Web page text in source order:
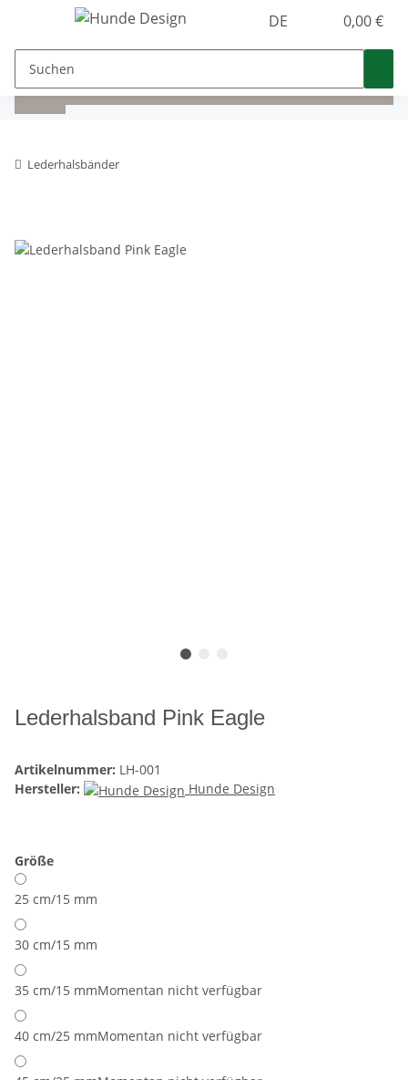
DE 0,00 €
Lederhalsbänder
Lederhalsband Pink Eagle
Artikelnummer: LH-001
Hersteller:
Hunde Design
Größe
25 cm/15 mm
30 cm/15 mm
35 cm/15 mmMomentan nicht verfügbar
40 cm/25 mmMomentan nicht verfügbar